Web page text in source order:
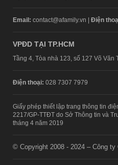
Email: contact@afamily.vn | Điện
VPĐD TẠI TP.HCM
Tầng 4, Tòa nhà 123, số 127 Võ Văn
Điện thoại: 028 7307 7979
Giấy phép thiết lập trang thông tin
2217/GP-TTĐT do Sở Thông tin và
tháng 4 năm 2019
© Copyright 2008 - 2024 – Công ty